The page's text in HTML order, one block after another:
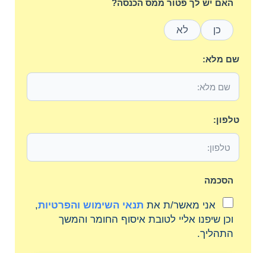
האם יש לך פטור ממס הכנסה?
כן לא
שם מלא:
טלפון:
הסכמה
אני מאשר/ת את תנאי השימוש והפרטיות,
וכן שיפנו אליי לטובת איסוף החומר והמשך
התהליך.